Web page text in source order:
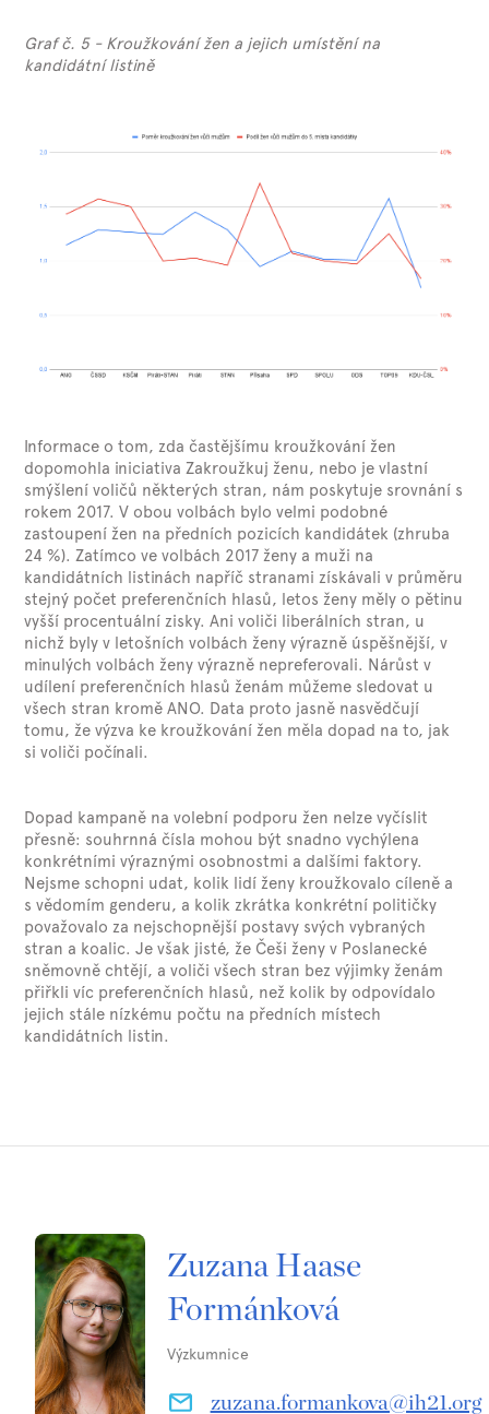
Graf č. 5 - Kroužkování žen a jejich umístění na
kandidátní listině
Informace o tom, zda častějšímu kroužkování žen
dopomohla iniciativa Zakroužkuj ženu, nebo je vlastní
smýšlení voličů některých stran, nám poskytuje srovnání s
rokem 2017. V obou volbách bylo velmi podobné
zastoupení žen na předních pozicích kandidátek (zhruba
24 %). Zatímco ve volbách 2017 ženy a muži na
kandidátních listinách napříč stranami získávali v průměru
stejný počet preferenčních hlasů, letos ženy měly o pětinu
vyšší procentuální zisky. Ani voliči liberálních stran, u
nichž byly v letošních volbách ženy výrazně úspěšnější, v
minulých volbách ženy výrazně nepreferovali. Nárůst v
udílení preferenčních hlasů ženám můžeme sledovat u
všech stran kromě ANO. Data proto jasně nasvědčují
tomu, že výzva ke kroužkování žen měla dopad na to, jak
si voliči počínali.
Dopad kampaně na volební podporu žen nelze vyčíslit
přesně: souhrnná čísla mohou být snadno vychýlena
konkrétními výraznými osobnostmi a dalšími faktory.
Nejsme schopni udat, kolik lidí ženy kroužkovalo cíleně a
s vědomím genderu, a kolik zkrátka konkrétní političky
považovalo za nejschopnější postavy svých vybraných
stran a koalic. Je však jisté, že Češi ženy v Poslanecké
sněmovně chtějí, a voliči všech stran bez výjimky ženám
přiřkli víc preferenčních hlasů, než kolik by odpovídalo
jejich stále nízkému počtu na předních místech
kandidátních listin.
Zuzana Haase
Formánková
Výzkumnice
zuzana.formankova@ih21.org